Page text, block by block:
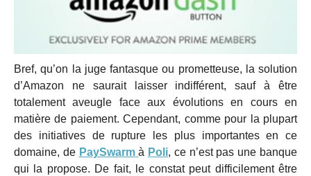
Bref, qu’on la juge fantasque ou prometteuse, la solution
d’Amazon ne saurait laisser indifférent, sauf à être
totalement aveugle face aux évolutions en cours en
matière de paiement. Cependant, comme pour la plupart
des initiatives de rupture les plus importantes en ce
domaine, de PaySwarm à Poli, ce n’est pas une banque
qui la propose. De fait, le constat peut difficilement être